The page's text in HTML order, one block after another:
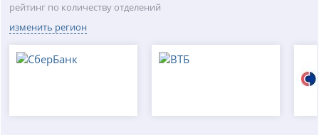
рейтинг по количеству отделений
изменить регион